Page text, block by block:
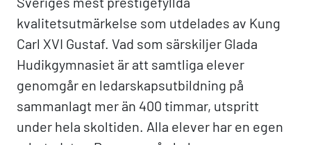
kvalitetsutmärkelse som utdelades av Kung
Carl XVI Gustaf. Vad som särskiljer Glada
Hudikgymnasiet är att samtliga elever
genomgår en ledarskapsutbildning på
sammanlagt mer än 400 timmar, utspritt
under hela skoltiden. Alla elever har en egen